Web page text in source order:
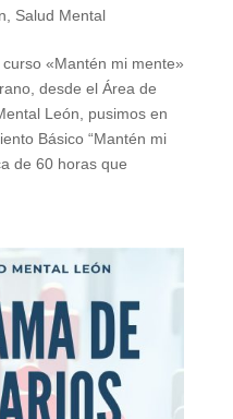
Salud Mental
«Mantén mi mente»
desde el Área de
León, pusimos en
Básico “Mantén mi
de 60 horas que